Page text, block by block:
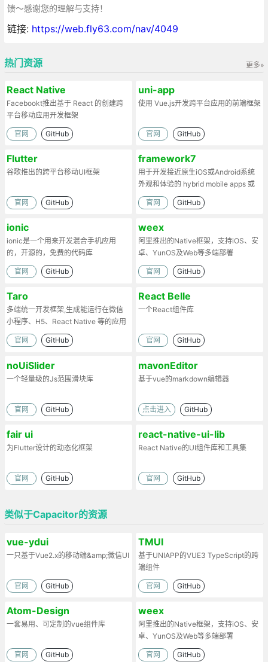
馈～感谢您的理解与支持！
链接: https://web.fly63.com/nav/4049
更多»
热门资源
React Native
Facebookt推出基于 React 的创建跨
平台移动应用开发框架
官网 GitHub
uni-app
使用 Vue.js开发跨平台应用的前端框架
官网 GitHub
Flutter
谷歌推出的跨平台移动UI框架
官网 GitHub
framework7
用于开发接近原生iOS或Android系统
外观和体验的 hybrid mobile apps 或
web apps
官网 GitHub
ionic
ionic是一个用来开发混合手机应用
的，开源的，免费的代码库
官网 GitHub
weex
阿里推出的Native框架，支持iOS、安
卓、YunOS及Web等多端部署
官网 GitHub
Taro
多端统一开发框架,生成能运行在微信
小程序、H5、React Native 等的应用
官网 GitHub
React Belle
一个React组件库
官网 GitHub
noUiSlider
一个轻量级的Js范围滑块库
官网 GitHub
mavonEditor
基于vue的markdown编辑器
点击进入 GitHub
fair ui
为Flutter设计的动态化框架
官网 GitHub
react-native-ui-lib
React Native的UI组件库和工具集
官网 GitHub
类似于Capacitor的资源
vue-ydui
一只基于Vue2.x的移动端&amp;微信UI
官网 GitHub
TMUI
基于UNIAPP的VUE3 TypeScript的跨
端组件
官网 GitHub
Atom-Design
一套易用、可定制的vue组件库
官网 GitHub
weex
阿里推出的Native框架，支持iOS、安
卓、YunOS及Web等多端部署
官网 GitHub